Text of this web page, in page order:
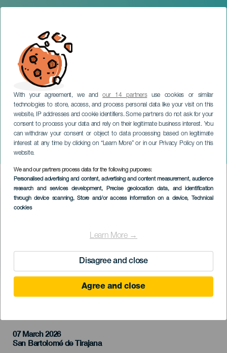
With your agreement, we andour 14 partnersuse cookies or similar
technologies to store, access, and process personal data like your visit on this
website, IP addresses and cookie identifiers. Some partners do not ask for your
consent to process your data and rely on their legitimate business interest. You
can withdraw your consent or object to data processing based on legitimate
interest at any time by clicking on “Learn More” or in our Privacy Policy on this
website.
We and our partners process data for the following purposes:
Personalised advertising and content, advertising and content measurement, audience
research and services development, Precise geolocation data, and identification
through device scanning, Store and/or access information on a device, Technical
cookies
Learn More →
Disagree and close
Agree and close
Carnavales by Baifa
GRAN CANARIA
Imagen
Listado
07 March 2026
Localidad
San Bartolomé de Tirajana